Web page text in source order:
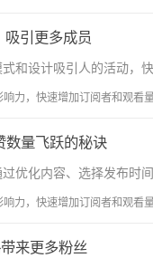
引更多成员
和设计吸引人的活动，
力，快速增加订阅者和观看
数量飞跃的秘诀
优化内容、选择发布时
力，快速增加订阅者和观看
来更多粉丝